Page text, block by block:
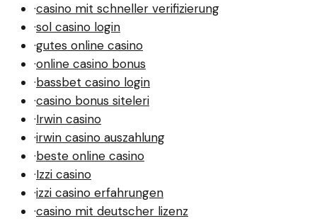
·casino mit schneller verifizierung
·sol casino login
·gutes online casino
·online casino bonus
·bassbet casino login
·casino bonus siteleri
·Irwin casino
·irwin casino auszahlung
·beste online casino
·Izzi casino
·izzi casino erfahrungen
·casino mit deutscher lizenz